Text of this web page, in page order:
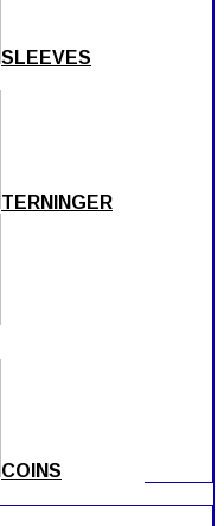
SLEEVES
TERNINGER
COINS